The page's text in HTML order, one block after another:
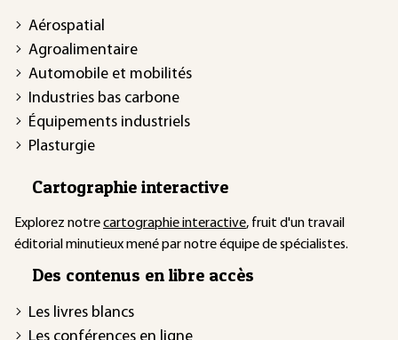
Aérospatial
Agroalimentaire
Automobile et mobilités
Industries bas carbone
Équipements industriels
Plasturgie
Cartographie interactive
Explorez notrecartographie interactive, fruit d'un travail
éditorial minutieux mené par notre équipe de spécialistes.
Des contenus en libre accès
Les livres blancs
Les conférences en ligne